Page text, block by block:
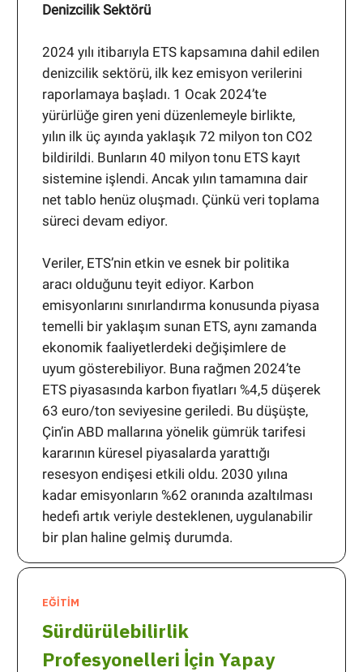
Denizcilik Sektörü
2024 yılı itibarıyla ETS kapsamına dahil edilen
denizcilik sektörü, ilk kez emisyon verilerini
raporlamaya başladı. 1 Ocak 2024’te
yürürlüğe giren yeni düzenlemeyle birlikte,
yılın ilk üç ayında yaklaşık 72 milyon ton CO2
bildirildi. Bunların 40 milyon tonu ETS kayıt
sistemine işlendi. Ancak yılın tamamına dair
net tablo henüz oluşmadı. Çünkü veri toplama
süreci devam ediyor.
Veriler, ETS’nin etkin ve esnek bir politika
aracı olduğunu teyit ediyor. Karbon
emisyonlarını sınırlandırma konusunda piyasa
temelli bir yaklaşım sunan ETS, aynı zamanda
ekonomik faaliyetlerdeki değişimlere de
uyum gösterebiliyor. Buna rağmen 2024’te
ETS piyasasında karbon fiyatları %4,5 düşerek
63 euro/ton seviyesine geriledi. Bu düşüşte,
Çin’in ABD mallarına yönelik gümrük tarifesi
kararının küresel piyasalarda yarattığı
resesyon endişesi etkili oldu. 2030 yılına
kadar emisyonların %62 oranında azaltılması
hedefi artık veriyle desteklenen, uygulanabilir
bir plan haline gelmiş durumda.
EĞİTİM
Sürdürülebilirlik
Profesyonelleri İçin Yapay